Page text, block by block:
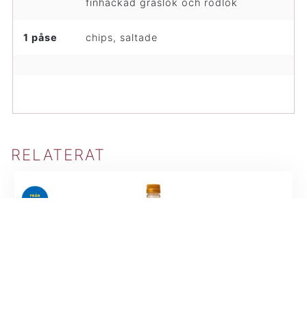
finhackad gräslök och rödlök
1 påse chips, saltade
RELATERAT